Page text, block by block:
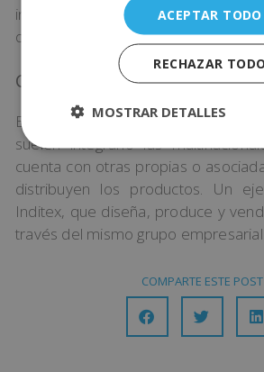
información de gran relevancia
de decisiones de la empresa.
Compensada
Este tipo de estrategia incluye
suelen integrarlo las
cuenta con otras propias o
distribuyen los productos. Un
Inditex, que diseña, produce y
través del mismo grupo empresarial.
COMPARTE ESTE POST
ACEPTAR TODO
RECHAZAR TODO
MOSTRAR DETALLES